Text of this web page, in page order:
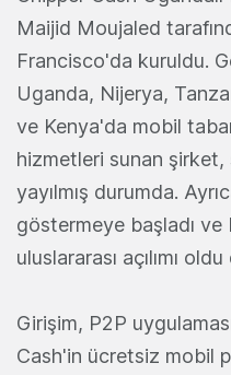
Maijid Moujaled
Francisco'da kuruldu.
Uganda, Nijerya,
ve Kenya'da mobil
hizmetleri sunan
yayılmış durumda.
göstermeye başladı
uluslararası açılımı
Girişim, P2P
Cash'in ücretsiz mobil